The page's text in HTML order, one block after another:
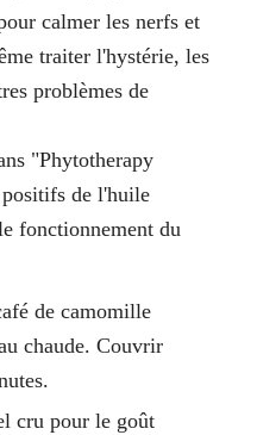
calmer les nerfs et
traiter l'hystérie, les
problèmes de
"Phytotherapy
positifs de l'huile
fonctionnement du
de camomille
chaude. Couvrir
cru pour le goût